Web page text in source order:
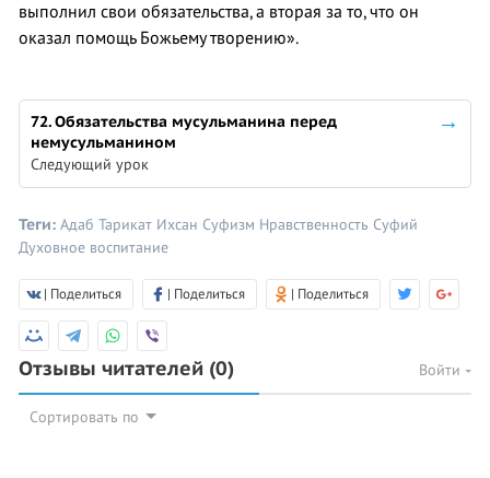
выполнил свои обязательства, а вторая за то, что он
оказал помощь Божьему творению».
72. Обязательства мусульманина перед
немусульманином
Следующий урок
Теги: Адаб Тарикат Ихсан Суфизм Нравственность Суфий
Духовное воспитание
| Поделиться | Поделиться | Поделиться
Отзывы читателей (0) Войти
Сортировать по